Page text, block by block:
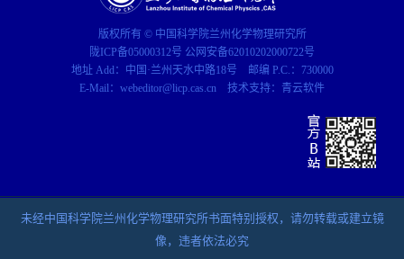
版权所有 © 中国科学院兰州化学物理研究所
陇ICP备05000312号 公网安备62010202000722号
地址 Add：中国·兰州天水中路18号 邮编 P.C.：730000
E-Mail：webeditor@licp.cas.cn 技术支持： 青云软件
未经中国科学院兰州化学物理研究所书面特别授权，请勿转载或建立镜
像，违者依法必究